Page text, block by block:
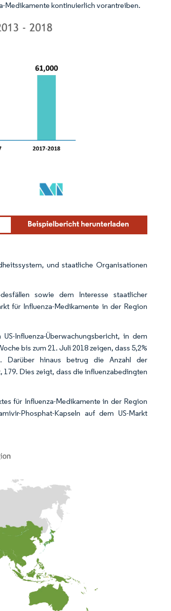
Medikamente kontinuierlich vorantreiben.
und staatliche Organisationen
sowie dem Interesse staatlicher
für Influenza-Medikamente in der Region
Influenza-Überwachungsbericht, in dem
bis zum 21. Juli 2018 zeigen, dass 5,2%
Darüber hinaus betrug die Anzahl der
Dies zeigt, dass die influenzabedingten
für Influenza-Medikamente in der Region
Phosphat-Kapseln auf dem US-Markt